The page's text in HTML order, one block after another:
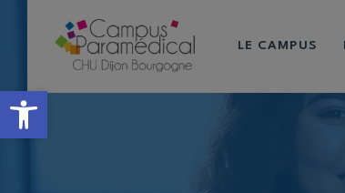
Ouvrir la barre d’outils
LE CAMPUS